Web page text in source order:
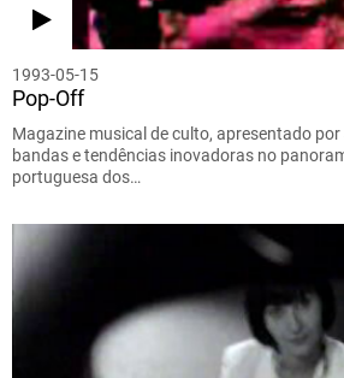
1993-05-15
Pop-Off
Magazine musical de culto, apresentado
bandas e tendências inovadoras no
portuguesa dos…